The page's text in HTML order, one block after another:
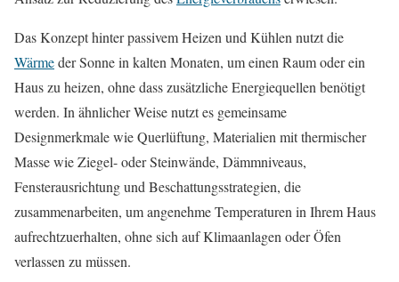
Das Konzept hinter passivem Heizen und Kühlen nutzt die
Wärmeder Sonne in kalten Monaten, um einen Raum oder ein
Haus zu heizen, ohne dass zusätzliche Energiequellen benötigt
werden. In ähnlicher Weise nutzt es gemeinsame
Designmerkmale wie Querlüftung, Materialien mit thermischer
Masse wie Ziegel- oder Steinwände, Dämmniveaus,
Fensterausrichtung und Beschattungsstrategien, die
zusammenarbeiten, um angenehme Temperaturen in Ihrem Haus
aufrechtzuerhalten, ohne sich auf Klimaanlagen oder Öfen
verlassen zu müssen.